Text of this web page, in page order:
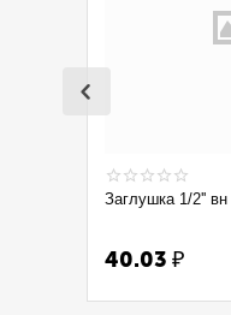
40.03 ₽